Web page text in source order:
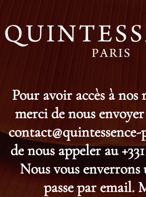
Pour avoir accès à nos
merci de nous
de nous appeler au
Nous vous
passe par email.